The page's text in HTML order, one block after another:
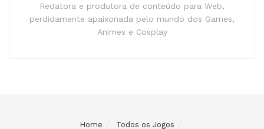
Redatora e produtora de conteúdo para Web,
perdidamente apaixonada pelo mundo dos Games,
Animes e Cosplay
Home Todos os Jogos